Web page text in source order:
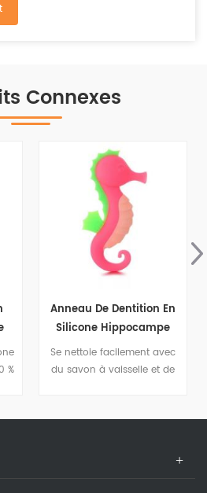
Connexes
%
Anneau De Dentition En
Silicone Hippocampe
Pour Bébé, Jouet
Confortable, Soins
Se nettoie facilement avec
du savon à vaisselle et de